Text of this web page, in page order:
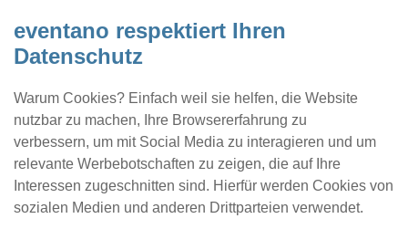
eventano respektiert Ihren
Datenschutz
Warum Cookies? Einfach weil sie helfen, die Website
nutzbar zu machen, Ihre Browsererfahrung zu
verbessern, um mit Social Media zu interagieren und um
relevante Werbebotschaften zu zeigen, die auf Ihre
Interessen zugeschnitten sind. Hierfür werden Cookies von
sozialen Medien und anderen Drittparteien verwendet.
Kontakt Location eintragen Profil